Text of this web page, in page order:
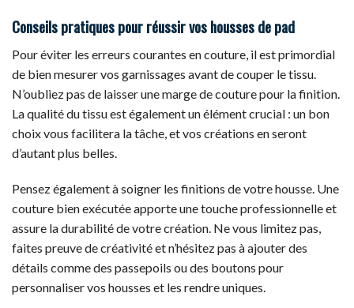
Conseils pratiques pour réussir vos housses de pad
Pour éviter les erreurs courantes en couture, il est primordial
de bien mesurer vos garnissages avant de couper le tissu.
N’oubliez pas de laisser une marge de couture pour la finition.
La qualité du tissu est également un élément crucial : un bon
choix vous facilitera la tâche, et vos créations en seront
d’autant plus belles.
Pensez également à soigner les finitions de votre housse. Une
couture bien exécutée apporte une touche professionnelle et
assure la durabilité de votre création. Ne vous limitez pas,
faites preuve de créativité et n’hésitez pas à ajouter des
détails comme des passepoils ou des boutons pour
personnaliser vos housses et les rendre uniques.